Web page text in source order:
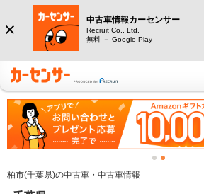
中古車情報カーセンサー
Recruit Co., Ltd.
無料 － Google Play
柏市(千葉県)の中古車・中古車情報